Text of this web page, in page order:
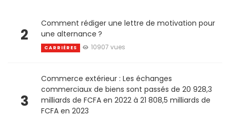
2
Comment rédiger une lettre de motivation pour
une alternance ?
CARRIÈRES 10907 vues
3
Commerce extérieur : Les échanges
commerciaux de biens sont passés de 20 928,3
milliards de FCFA en 2022 à 21 808,5 milliards de
FCFA en 2023